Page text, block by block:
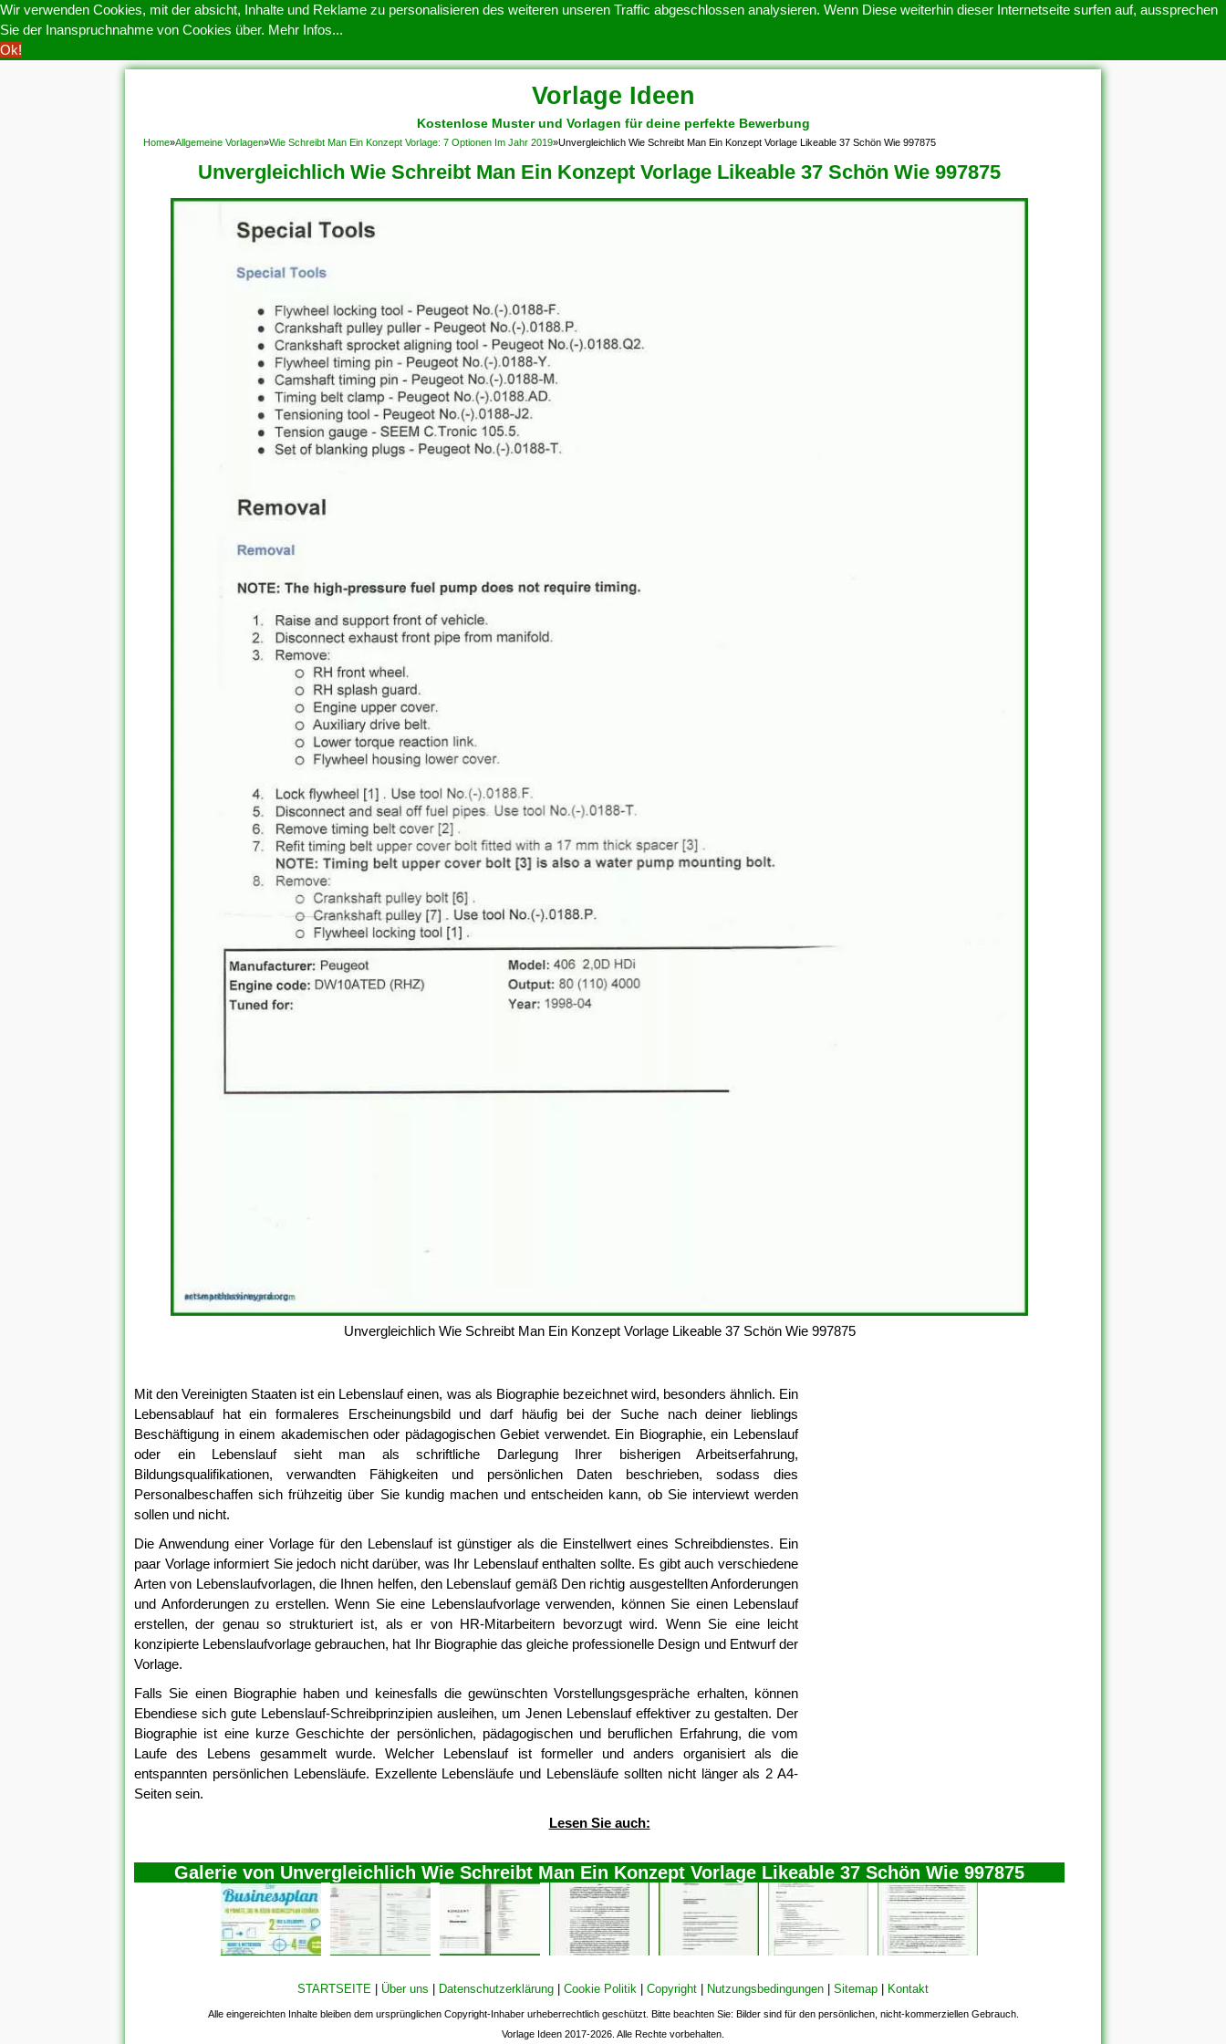
Wir verwenden Cookies, mit der absicht, Inhalte und Reklame zu personalisieren des weiteren unseren Traffic abgeschlossen analysieren. Wenn Diese weiterhin dieser Internetseite surfen auf, aussprechen
Sie der Inanspruchnahme von Cookies über. Mehr Infos...
Ok!
Vorlage Ideen
DATENSCHUTZERKLARUNG KONTAKT NUTZUNGSBEDINGUNGEN
Kostenlose Muster und Vorlagen für deine perfekte Bewerbung
Home»Allgemeine Vorlagen»Wie Schreibt Man Ein Konzept Vorlage: 7 Optionen Im Jahr 2019»Unvergleichlich Wie Schreibt Man Ein Konzept Vorlage Likeable 37 Schön Wie 997875
Unvergleichlich Wie Schreibt Man Ein Konzept Vorlage Likeable 37 Schön Wie 997875
Unvergleichlich Wie Schreibt Man Ein Konzept Vorlage Likeable 37 Schön Wie 997875
Mit den Vereinigten Staaten ist ein Lebenslauf einen, was als Biographie bezeichnet wird, besonders ähnlich. Ein
Lebensablauf hat ein formaleres Erscheinungsbild und darf häufig bei der Suche nach deiner lieblings
Beschäftigung in einem akademischen oder pädagogischen Gebiet verwendet. Ein Biographie, ein Lebenslauf
oder ein Lebenslauf sieht man als schriftliche Darlegung Ihrer bisherigen Arbeitserfahrung,
Bildungsqualifikationen, verwandten Fähigkeiten und persönlichen Daten beschrieben, sodass dies
Personalbeschaffen sich frühzeitig über Sie kundig machen und entscheiden kann, ob Sie interviewt werden
sollen und nicht.
Die Anwendung einer Vorlage für den Lebenslauf ist günstiger als die Einstellwert eines Schreibdienstes. Ein
paar Vorlage informiert Sie jedoch nicht darüber, was Ihr Lebenslauf enthalten sollte. Es gibt auch verschiedene
Arten von Lebenslaufvorlagen, die Ihnen helfen, den Lebenslauf gemäß Den richtig ausgestellten Anforderungen
und Anforderungen zu erstellen. Wenn Sie eine Lebenslaufvorlage verwenden, können Sie einen Lebenslauf
erstellen, der genau so strukturiert ist, als er von HR-Mitarbeitern bevorzugt wird. Wenn Sie eine leicht
konzipierte Lebenslaufvorlage gebrauchen, hat Ihr Biographie das gleiche professionelle Design und Entwurf der
Vorlage.
Falls Sie einen Biographie haben und keinesfalls die gewünschten Vorstellungsgespräche erhalten, können
Ebendiese sich gute Lebenslauf-Schreibprinzipien ausleihen, um Jenen Lebenslauf effektiver zu gestalten. Der
Biographie ist eine kurze Geschichte der persönlichen, pädagogischen und beruflichen Erfahrung, die vom
Laufe des Lebens gesammelt wurde. Welcher Lebenslauf ist formeller und anders organisiert als die
entspannten persönlichen Lebensläufe. Exzellente Lebensläufe und Lebensläufe sollten nicht länger als 2 A4-
Seiten sein.
Lesen Sie auch:
Galerie von Unvergleichlich Wie Schreibt Man Ein Konzept Vorlage Likeable 37 Schön Wie 997875
STARTSEITE Über uns Datenschutzerklärung Cookie Politik Copyright Nutzungsbedingungen Sitemap Kontakt
Alle eingereichten Inhalte bleiben dem ursprünglichen Copyright-Inhaber urheberrechtlich geschützt. Bitte beachten Sie: Bilder sind für den persönlichen, nicht-kommerziellen Gebrauch.
Vorlage Ideen 2017-2026. Alle Rechte vorbehalten.